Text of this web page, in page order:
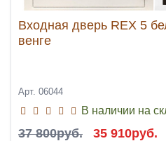
Входная дверь REX 5
венге
Арт. 06044
В наличии на
37 800руб. 35 910руб.